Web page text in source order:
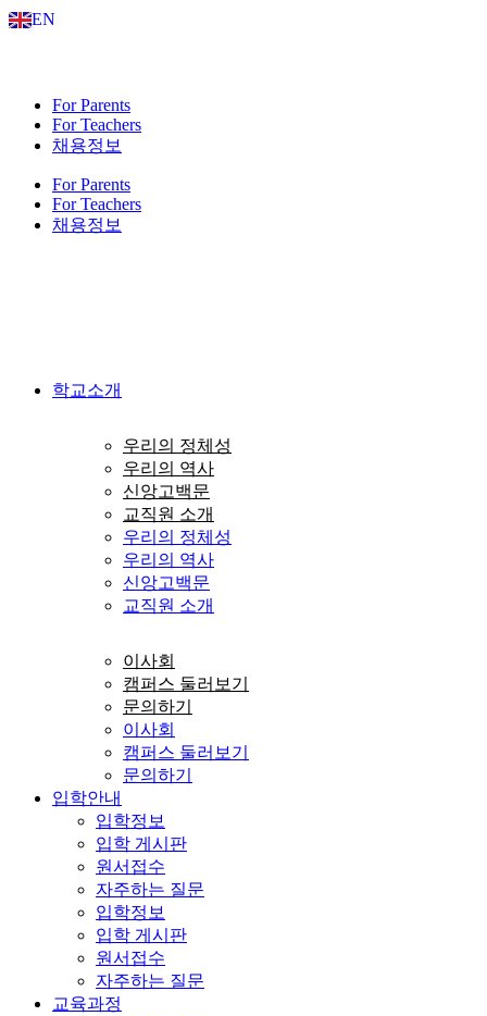
SkipEN
For Parents
For Teachers
채용정보
For Parents
For Teachers
채용정보
학교소개
우리의 정체성
우리의 역사
신앙고백문
교직원 소개
우리의 정체성
우리의 역사
신앙고백문
교직원 소개
이사회
캠퍼스 둘러보기
문의하기
이사회
캠퍼스 둘러보기
문의하기
입학안내
입학정보
입학 게시판
원서접수
자주하는 질문
입학정보
입학 게시판
원서접수
자주하는 질문
교육과정